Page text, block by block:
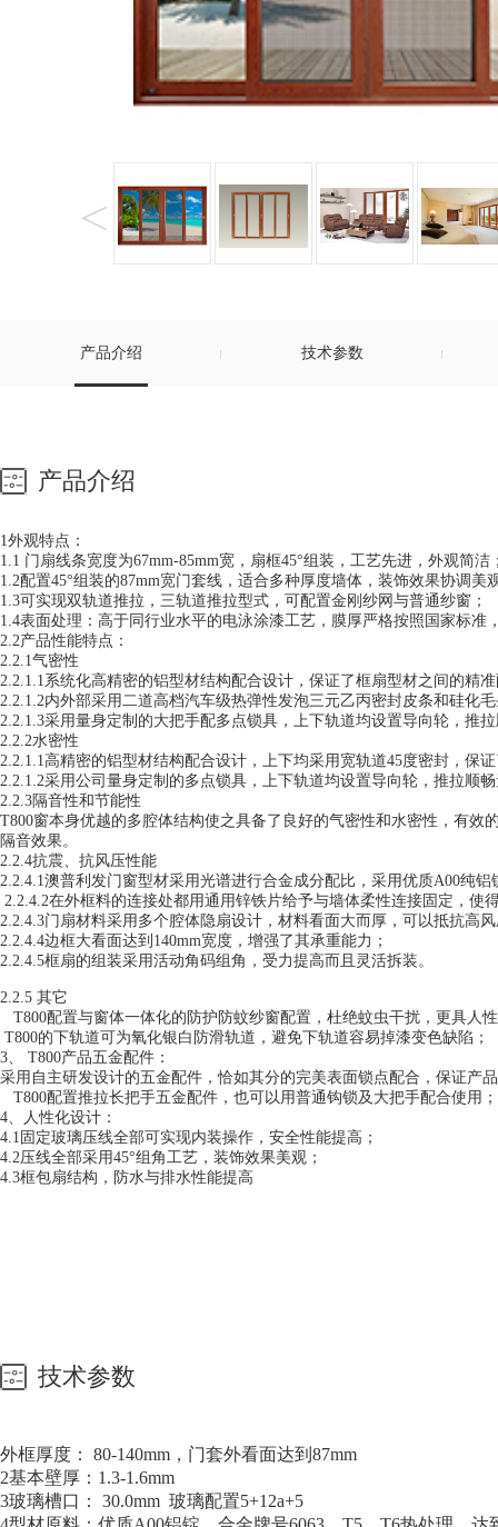
产品介绍 技术参数
产品介绍
1外观特点：
1.1 门扇线条宽度为67mm-85mm宽，扇框45°组装，工艺先进，外观简洁
1.2配置45°组装的87mm宽门套线，适合多种厚度墙体，装饰效果协调美
1.3可实现双轨道推拉，三轨道推拉型式，可配置金刚纱网与普通纱窗；
1.4表面处理：高于同行业水平的电泳涂漆工艺，膜厚严格按照国家标
2.2产品性能特点：
2.2.1气密性
2.2.1.1系统化高精密的铝型材结构配合设计，保证了框扇型材之间的精
2.2.1.2内外部采用二道高档汽车级热弹性发泡三元乙丙密封皮条和硅化
2.2.1.3采用量身定制的大把手配多点锁具，上下轨道均设置导向轮，推
2.2.2水密性
2.2.1.1高精密的铝型材结构配合设计，上下均采用宽轨道45度密封，保
2.2.1.2采用公司量身定制的多点锁具，上下轨道均设置导向轮，推拉顺
2.2.3隔音性和节能性
T800窗本身优越的多腔体结构使之具备了良好的气密性和水密性，有
隔音效果。
2.2.4抗震、抗风压性能
2.2.4.1澳普利发门窗型材采用光谱进行合金成分配比，采用优质A00纯
2.2.4.2在外框料的连接处都用通用锌铁片给予与墙体柔性连接固定，
2.2.4.3门扇材料采用多个腔体隐扇设计，材料看面大而厚，可以抵抗高
2.2.4.4边框大看面达到140mm宽度，增强了其承重能力；
2.2.4.5框扇的组装采用活动角码组角，受力提高而且灵活拆装。
2.2.5 其它
T800配置与窗体一体化的防护防蚊纱窗配置，杜绝蚊虫干扰，更具人
T800的下轨道可为氧化银白防滑轨道，避免下轨道容易掉漆变色缺陷；
3、 T800产品五金配件：
采用自主研发设计的五金配件，恰如其分的完美表面锁点配合，保证产
T800配置推拉长把手五金配件，也可以用普通钩锁及大把手配合使用；
4、人性化设计：
4.1固定玻璃压线全部可实现内装操作，安全性能提高；
4.2压线全部采用45°组角工艺，装饰效果美观；
4.3框包扇结构，防水与排水性能提高
技术参数
外框厚度： 80-140mm，门套外看面达到87mm
2基本壁厚：1.3-1.6mm
3玻璃槽口： 30.0mm 玻璃配置5+12a+5